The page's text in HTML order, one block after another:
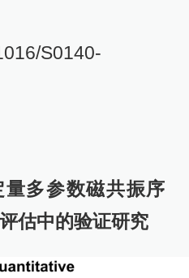
S0140-
多参数磁共振序
估中的验证研究